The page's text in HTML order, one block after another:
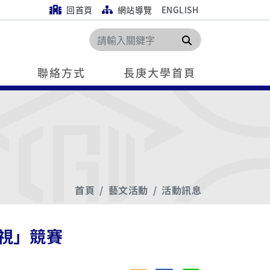
回首頁 網站導覽 ENGLISH
搜尋
聯絡方式 長庚大學首頁
首頁 藝文活動 活動訊息
」競賽